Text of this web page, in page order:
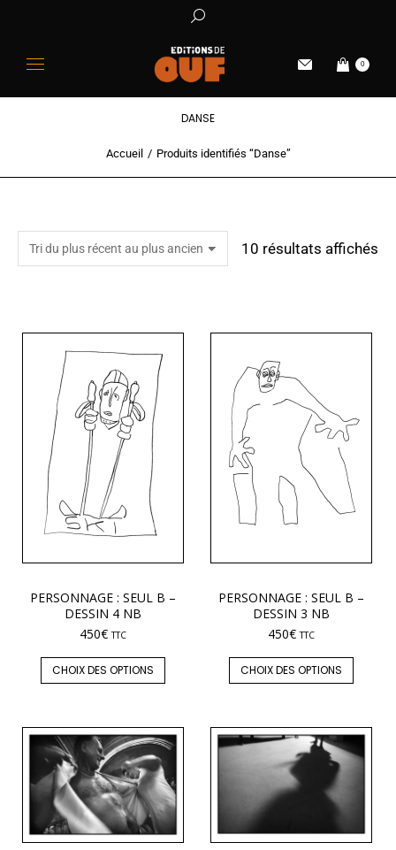
0
DANSE
Vous êtes ici :Accueil Produits identifiés “Danse”
10 résultats affichés
PERSONNAGE : SEUL B –
DESSIN 4 NB
450€ TTC
CHOIX DES OPTIONS
PERSONNAGE : SEUL B –
DESSIN 3 NB
450€ TTC
CHOIX DES OPTIONS